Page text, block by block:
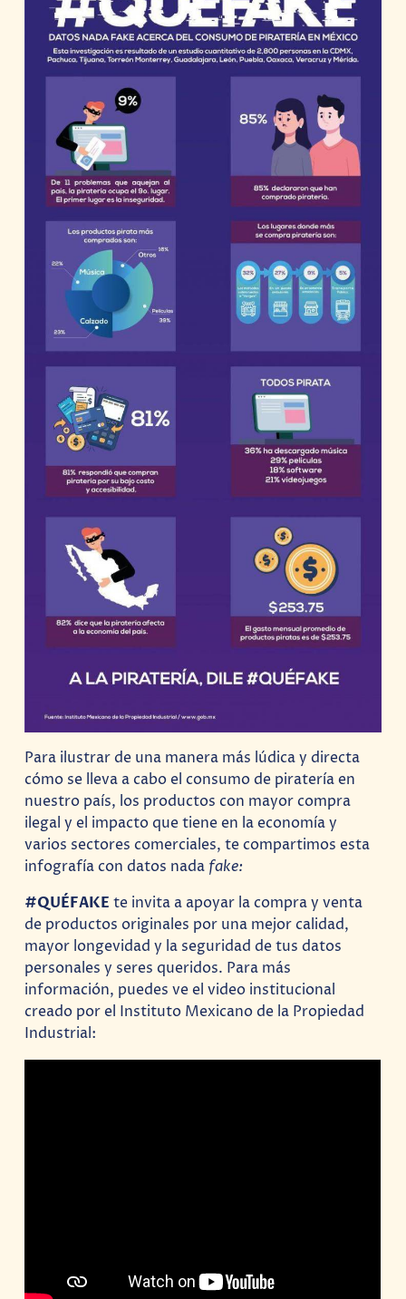
Para ilustrar de una manera más lúdica y directa
cómo se lleva a cabo el consumo de piratería en
nuestro país, los productos con mayor compra
ilegal y el impacto que tiene en la economía y
varios sectores comerciales, te compartimos esta
infografía con datos nada fake:
#QUÉFAKEte invita a apoyar la compra y venta
de productos originales por una mejor calidad,
mayor longevidad y la seguridad de tus datos
personales y seres queridos. Para más
información, puedes ve el video institucional
creado por el Instituto Mexicano de la Propiedad
Industrial: